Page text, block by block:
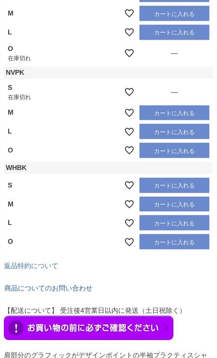
M カートに入れる
L カートに入れる
O
在庫切れ
—
NVPK
S
在庫切れ
—
M カートに入れる
L カートに入れる
O カートに入れる
WHBK
S カートに入れる
M カートに入れる
L カートに入れる
O カートに入れる
返品特約について
商品についてのお問い合わせ
【配送について】 受注後4営業日以内に発送（土日祝除く）
肩部分のグラフィックがデザインポイントの半袖プラクティスシャ